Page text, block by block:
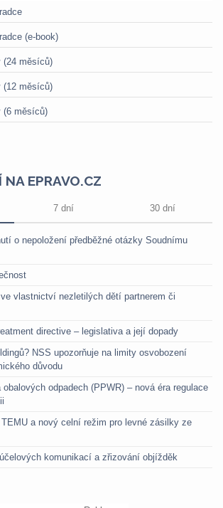
(e-book)
(24 měsíců)
(12 měsíců)
(6 měsíců)
NA EPRAVO.CZ
7 dní 30 dní
o nepoložení předběžné otázky Soudnímu
vlastnictví nezletilých dětí partnerem či
directive – legislativa a její dopady
NSS upozorňuje na limity osvobození
důvodu
odpadech (PPWR) – nová éra regulace
TEMU a nový celní režim pro levné zásilky ze
komunikací a zřizování objížděk